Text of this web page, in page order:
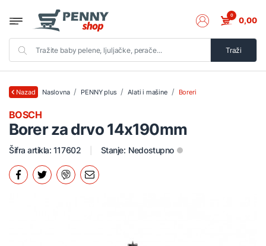
Traži
0 0,00
Nazad Naslovna PENNY plus Alati i mašine Boreri
Borer za drvo 14x190mm
BOSCH
Šifra artikla: 117602 Stanje: Nedostupno